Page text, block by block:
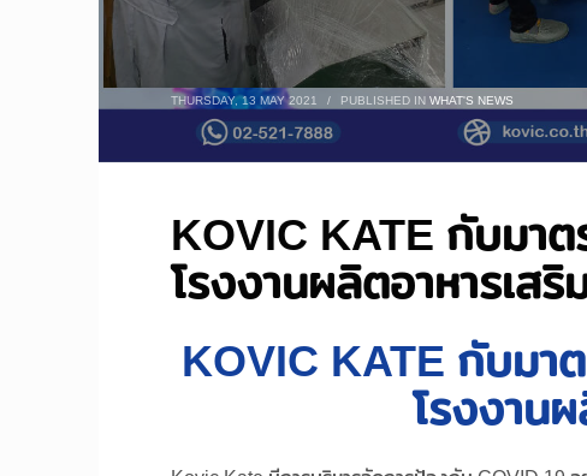
THURSDAY, 13 MAY 2021 / PUBLISHED INWHAT'S NEWS
KOVIC KATE กับมา
โรงงานผลิตอาหารเสริ
KOVIC KATE กับมา
โรงงาน